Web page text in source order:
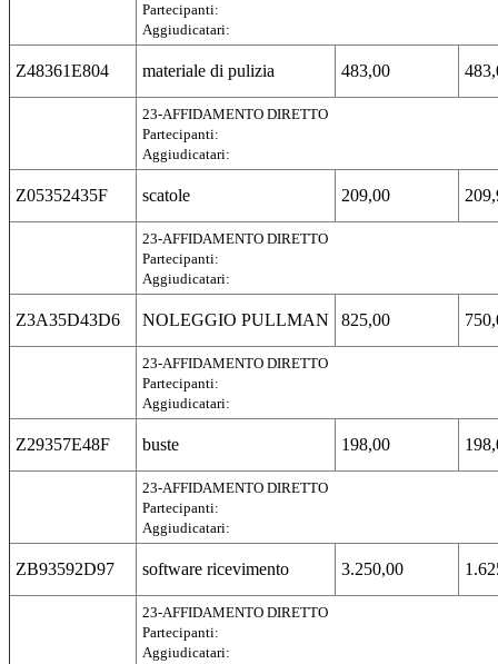
Partecipanti:
Aggiudicatari:
Z48361E804 materiale di pulizia 483,00
23-AFFIDAMENTO DIRETTO
Partecipanti:
Aggiudicatari:
Z05352435F scatole 209,00
23-AFFIDAMENTO DIRETTO
Partecipanti:
Aggiudicatari:
Z3A35D43D6 NOLEGGIO PULLMAN 825,00
23-AFFIDAMENTO DIRETTO
Partecipanti:
Aggiudicatari:
Z29357E48F buste 198,00
23-AFFIDAMENTO DIRETTO
Partecipanti:
Aggiudicatari:
ZB93592D97 software ricevimento 3.250,00
23-AFFIDAMENTO DIRETTO
Partecipanti:
Aggiudicatari: